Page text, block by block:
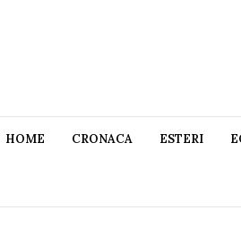
HOME CRONACA ESTERI